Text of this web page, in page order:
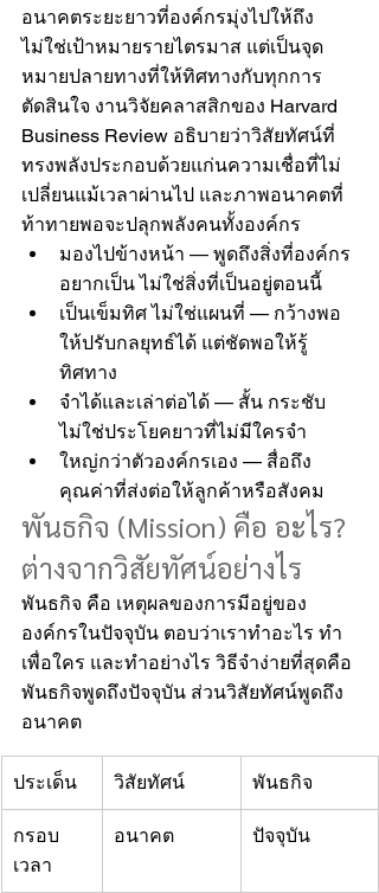
อนาคตระยะยาวที่องค์กรมุ่งไปให้ถึง
ไม่ใช่เป้าหมายรายไตรมาส แต่เป็นจุด
หมายปลายทางที่ให้ทิศทางกับทุกการ
ตัดสินใจ งานวิจัยคลาสสิกของ Harvard
Business Review อธิบายว่าวิสัยทัศน์ที่
ทรงพลังประกอบด้วยแก่นความเชื่อที่ไม่
เปลี่ยนแม้เวลาผ่านไป และภาพอนาคตที่
ท้าทายพอจะปลุกพลังคนทั้งองค์กร
มองไปข้างหน้า — พูดถึงสิ่งที่องค์กร
อยากเป็น ไม่ใช่สิ่งที่เป็นอยู่ตอนนี้
เป็นเข็มทิศ ไม่ใช่แผนที่ — กว้างพอ
ให้ปรับกลยุทธ์ได้ แต่ชัดพอให้รู้
ทิศทาง
จำได้และเล่าต่อได้ — สั้น กระชับ
ไม่ใช่ประโยคยาวที่ไม่มีใครจำ
ใหญ่กว่าตัวองค์กรเอง — สื่อถึง
คุณค่าที่ส่งต่อให้ลูกค้าหรือสังคม
พันธกิจ (Mission) คือ อะไร?
ต่างจากวิสัยทัศน์อย่างไร
พันธกิจ คือ เหตุผลของการมีอยู่ของ
องค์กรในปัจจุบัน ตอบว่าเราทำอะไร ทำ
เพื่อใคร และทำอย่างไร วิธีจำง่ายที่สุดคือ
พันธกิจพูดถึงปัจจุบัน ส่วนวิสัยทัศน์พูดถึง
อนาคต
ประเด็น วิสัยทัศน์ พันธกิจ
กรอบ
เวลา
อนาคต ปัจจุบัน